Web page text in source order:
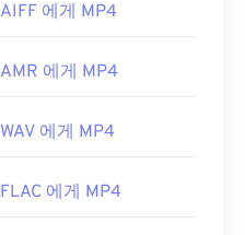
AIFF 에게 MP4
AMR 에게 MP4
WAV 에게 MP4
FLAC 에게 MP4